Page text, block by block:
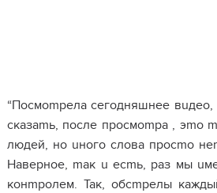
“Посмоmрела сегодняшнее
сказаmь, после просмоmра , эmо
людей, но uного слова просmо
Наверное, mак u есmь, раз мы
конmролем. Так, обсmрелы